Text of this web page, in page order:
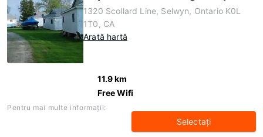
1320 Scollard Line, Selwyn, Ontario K0L
1T0, CA
Arată hartă
11.9 km
Free Wifi
Pentru mai multe informaţii:
Selectaţi